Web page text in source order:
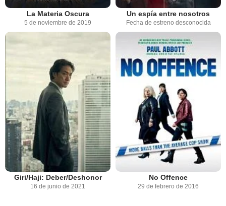
La Materia Oscura
5 de noviembre de 2019
Un espía entre nosotros
Fecha de estreno desconocida
Giri/Haji: Deber/Deshonor
16 de junio de 2021
No Offence
29 de febrero de 2016